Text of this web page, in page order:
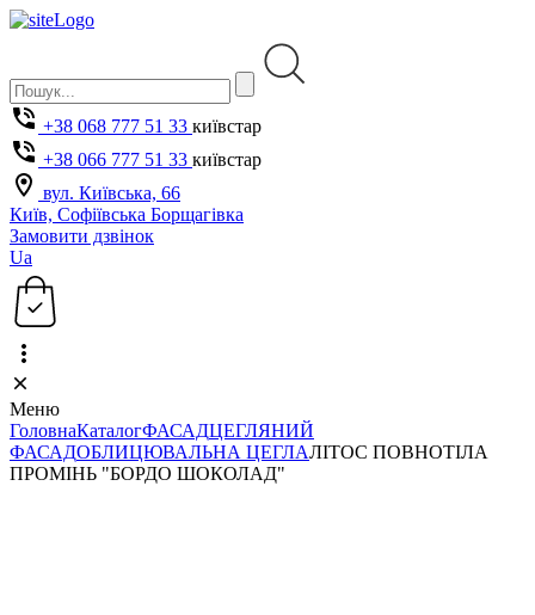
+38 068 777 51 33 київстар
+38 066 777 51 33 київстар
вул. Київська, 66
Київ, Софіївська Борщагівка
Замовити дзвінок
Ua
Меню
ГоловнаКаталогФАСАДЦЕГЛЯНИЙ
ФАСАДОБЛИЦЮВАЛЬНА ЦЕГЛАЛІТОС ПОВНОТІЛА
ПРОМІНЬ "БОРДО ШОКОЛАД"